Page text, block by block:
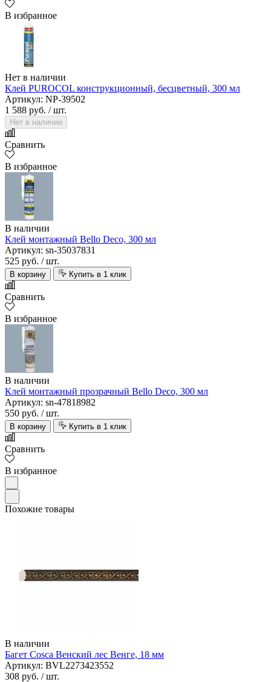
В избранное
Нет в наличии
Клей PUROCOL конструкционный, бесцветный, 300 мл
Артикул: NP-39502
1 588 руб. / шт.
Нет в наличии
Сравнить
В избранное
В наличии
Клей монтажный Bello Deco, 300 мл
Артикул: sn-35037831
525 руб. / шт.
В корзину Купить в 1 клик
Сравнить
В избранное
В наличии
Клей монтажный прозрачный Bello Deco, 300 мл
Артикул: sn-47818982
550 руб. / шт.
В корзину Купить в 1 клик
Сравнить
В избранное
Похожие товары
В наличии
Багет Cosca Венский лес Венге, 18 мм
Артикул: BVL2273423552
308 руб. / шт.